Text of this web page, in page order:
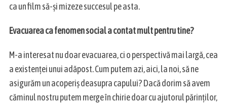
ca un film să-și mizeze succesul pe asta.
Evacuarea ca fenomen social a contat mult pentru tine?
M-a interesat nu doar evacuarea, ci o perspectivă mai largă, cea
a existenței unui adăpost. Cum putem azi, aici, la noi, să ne
asigurăm un acoperiș deasupra capului? Dacă dorim să avem
căminul nostru putem merge în chirie doar cu ajutorul părinților,